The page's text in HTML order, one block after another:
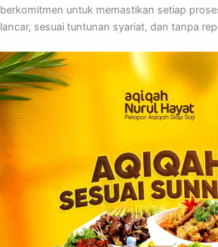
berkomitmen untuk memastikan setiap
lancar, sesuai tuntunan syariat, dan tanpa